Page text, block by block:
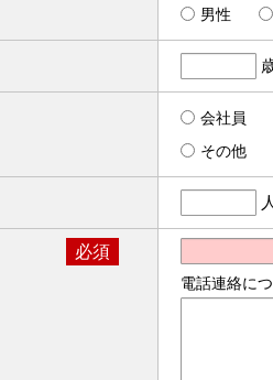
男性
会社員
その他
人
必須
電話連絡に